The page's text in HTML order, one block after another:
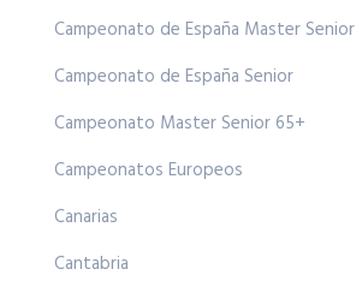
Campeonato de España Master Senior
Campeonato de España Senior
Campeonato Master Senior 65+
Campeonatos Europeos
Canarias
Cantabria